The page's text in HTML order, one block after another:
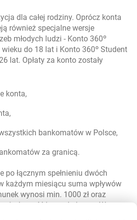
dla całej rodziny. Oprócz konta
również specjalne wersje
młodych ludzi - Konto 360º
do 18 lat i Konto 360º Student
lat. Opłaty za konto zostały
konta,
bankomatów w Polsce,
za granicą.
po łącznym spełnieniu dwóch
każdym miesiącu suma wpływów
wynosi min. 1000 zł oraz
1 płatność kartą do konta. W